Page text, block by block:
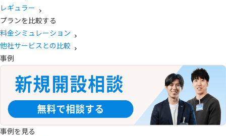
レギュラー
プランを比較する
料金シミュレーション
他社サービスとの比較
事例
事例を見る